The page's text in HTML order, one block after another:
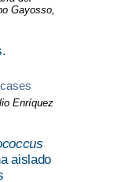
Gayosso,
Enríquez
aislado